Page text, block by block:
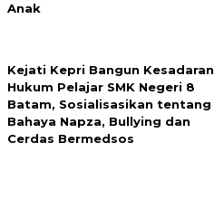
Anak
Kejati Kepri Bangun Kesadaran
Hukum Pelajar SMK Negeri 8
Batam, Sosialisasikan tentang
Bahaya Napza, Bullying dan
Cerdas Bermedsos